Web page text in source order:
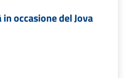
occasione del Jova